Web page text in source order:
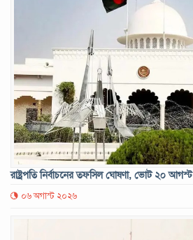
রাষ্ট্রপতি নির্বাচনের তফসিল ঘোষণা, ভোট ২০ আগস্ট
০৬ অগাস্ট ২০২৬